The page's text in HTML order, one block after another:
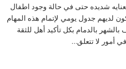
شديده حتى في حالة وجود اطفال
لديهم جدول يومي لإتمام هذه المهام
بالدمام بكل تأكيد أهل للثقة
أمور لا تتعلق…